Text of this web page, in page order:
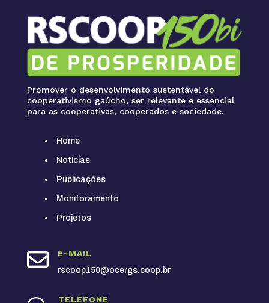
Promover o desenvolvimento sustentável do
cooperativismo gaúcho, ser relevante e essencial
para as cooperativas, cooperados e sociedade.
Home
Notícias
Publicações
Monitoramento
Projetos
 E-MAIL
rscoop150@ocergs.coop.br
TELEFONE